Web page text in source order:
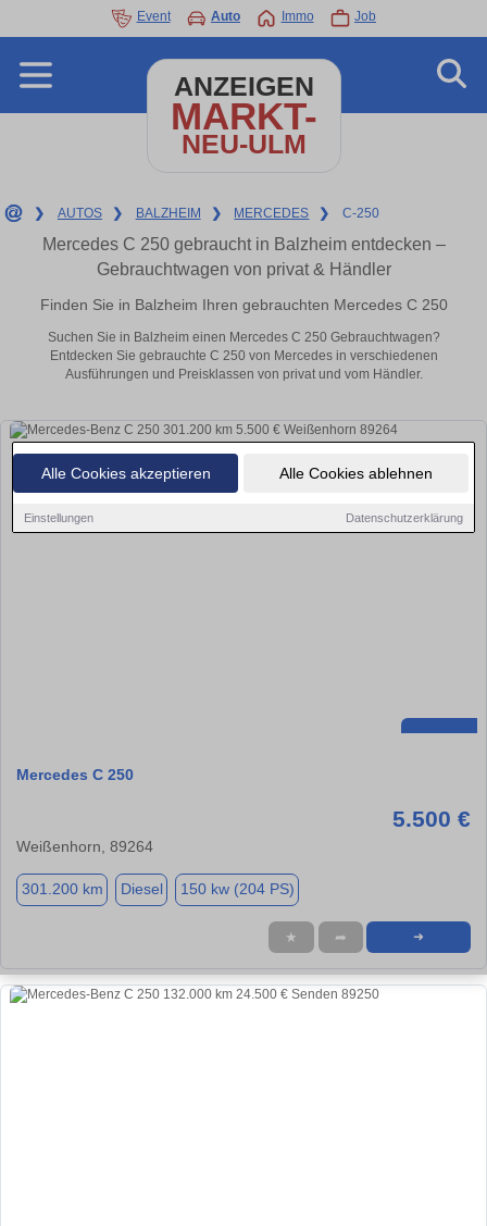
Alle Cookies akzeptieren Alle Cookies ablehnen
Einstellungen Datenschutzerklärung
Event Auto Immo Job
ANZEIGEN
MARKT-
NEU-ULM
❯ AUTOS ❯ BALZHEIM ❯ MERCEDES ❯ C-250
Mercedes C 250 gebraucht in Balzheim entdecken –
Gebrauchtwagen von privat & Händler
Finden Sie in Balzheim Ihren gebrauchten Mercedes C 250
Suchen Sie in Balzheim einen Mercedes C 250 Gebrauchtwagen?
Entdecken Sie gebrauchte C 250 von Mercedes in verschiedenen
Ausführungen und Preisklassen von privat und vom Händler.
Mercedes C 250
5.500 €
Weißenhorn, 89264
301.200 km Diesel 150 kw (204 PS)
★ ➦ ➜